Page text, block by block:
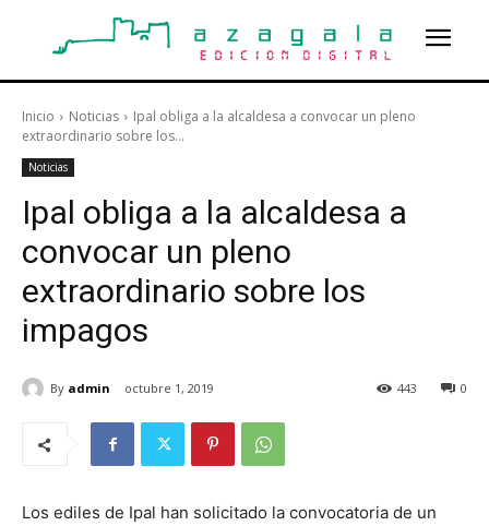
Inicio Noticias
Ipal obliga a la alcaldesa a convocar un pleno
extraordinario sobre los...
Noticias
Ipal obliga a la alcaldesa a
convocar un pleno
extraordinario sobre los
impagos
By admin octubre 1, 2019 0
443
Los ediles de Ipal han solicitado la convocatoria de un